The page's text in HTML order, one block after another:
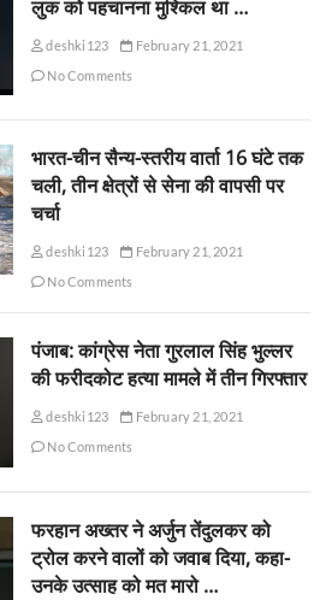
लुक को पहचानना मुश्किल था …
deshki123
February 21, 2021
No Comments
भारत-चीन सैन्य-स्तरीय वार्ता 16 घंटे तक
चली, तीन क्षेत्रों से सेना की वापसी पर
चर्चा
deshki123
February 21, 2021
No Comments
पंजाब: कांग्रेस नेता गुरलाल सिंह भुल्लर
की फरीदकोट हत्या मामले में तीन गिरफ्तार
deshki123
February 21, 2021
No Comments
फरहान अख्तर ने अर्जुन तेंदुलकर को
ट्रोल करने वालों को जवाब दिया, कहा-
उनके उत्साह को मत मारो …